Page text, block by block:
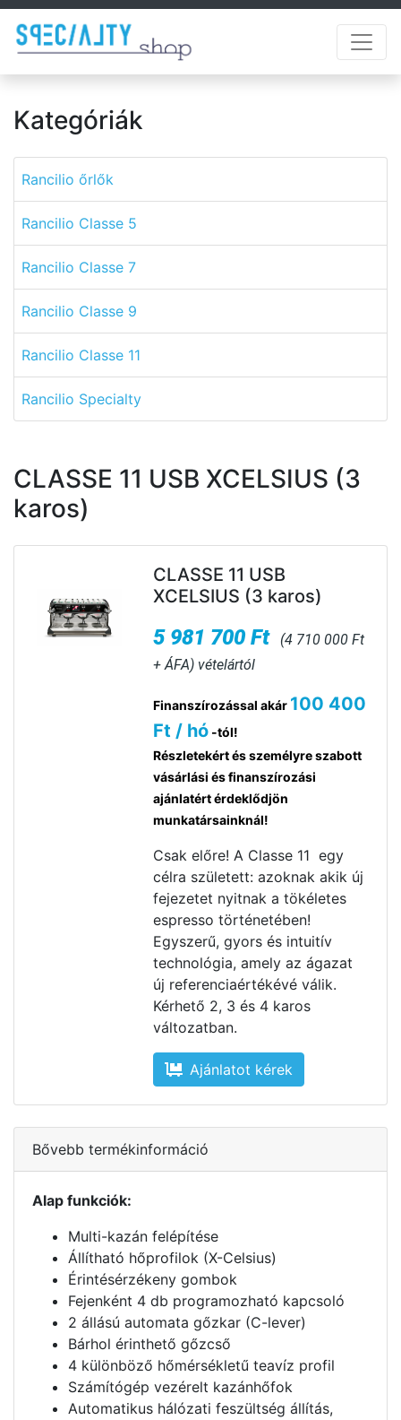
Kategóriák
Rancilio őrlők
Rancilio Classe 5
Rancilio Classe 7
Rancilio Classe 9
Rancilio Classe 11
Rancilio Specialty
CLASSE 11 USB XCELSIUS (3
karos)
CLASSE 11 USB
XCELSIUS (3 karos)
5 981 700 Ft
(4 710 000 Ft
+ ÁFA) vételártól
Finanszírozással akár 100 400
Ft / hó -tól!
Részletekért és személyre szabott
vásárlási és finanszírozási
ajánlatért érdeklődjön
munkatársainknál!
Csak előre! A Classe 11 egy
célra született: azoknak akik új
fejezetet nyitnak a tökéletes
espresso történetében!
Egyszerű, gyors és intuitív
technológia, amely az ágazat
új referenciaértékévé válik.
Kérhető 2, 3 és 4 karos
változatban.
Ajánlatot kérek
Bővebb termékinformáció
Alap funkciók:
Multi-kazán felépítése
Állítható hőprofilok (X-Celsius)
Érintésérzékeny gombok
Fejenként 4 db programozható kapcsoló
2 állású automata gőzkar (C-lever)
Bárhol érinthető gőzcső
4 különböző hőmérsékletű teavíz profil
Számítógép vezérelt kazánhőfok
Automatikus hálózati feszültség állítás,